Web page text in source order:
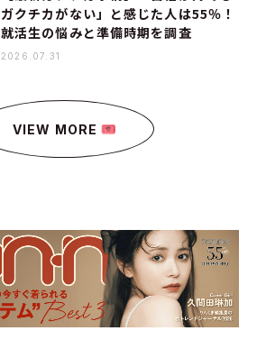
ガクチカがない」と感じた人は55％！
就活生の悩みと準備時期を調査
2026.07.31
VIEW MORE